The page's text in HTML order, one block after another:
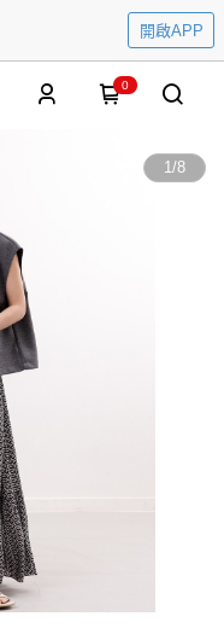
開啟APP
0
1/8